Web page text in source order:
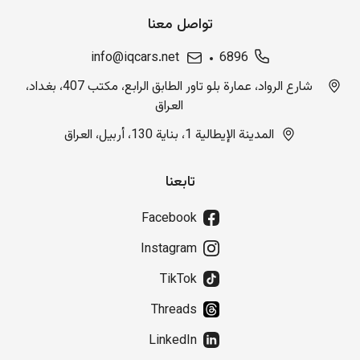
تواصل معنا
6896
info@iqcars.net
شارع الرواد، عمارة بلو تاور الطابق الرابع، مكتب 407، بغداد،
العراق
المدينة الإيطالية 1، بناية 130، أربيل، العراق
تابعنا
Facebook
Instagram
TikTok
Threads
LinkedIn